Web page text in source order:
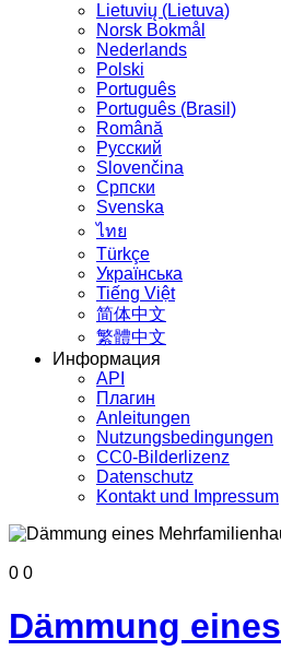
Lietuvių (Lietuva)
‪Norsk Bokmål‬
Nederlands
Polski
Português
Português (Brasil)
Română
Русский
Slovenčina
Српски
Svenska
ไทย
Türkçe
Українська
Tiếng Việt
简体中文
繁體中文
Информация
API
Плагин
Anleitungen
Nutzungsbedingungen
CC0-Bilderlizenz
Datenschutz
Kontakt und Impressum
0 0
Dämmung eines